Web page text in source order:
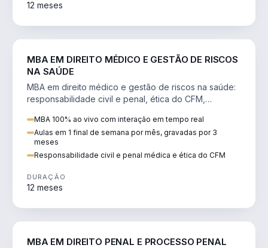
12 meses
MBA EM DIREITO MÉDICO E GESTÃO DE RISCOS
NA SAÚDE
MBA em direito médico e gestão de riscos na saúde:
responsabilidade civil e penal, ética do CFM,
MBA 100% ao vivo com interação em tempo real
Aulas em 1 final de semana por mês, gravadas por 3
meses
Responsabilidade civil e penal médica e ética do CFM
DURAÇÃO
12 meses
MBA EM DIREITO PENAL E PROCESSO PENAL